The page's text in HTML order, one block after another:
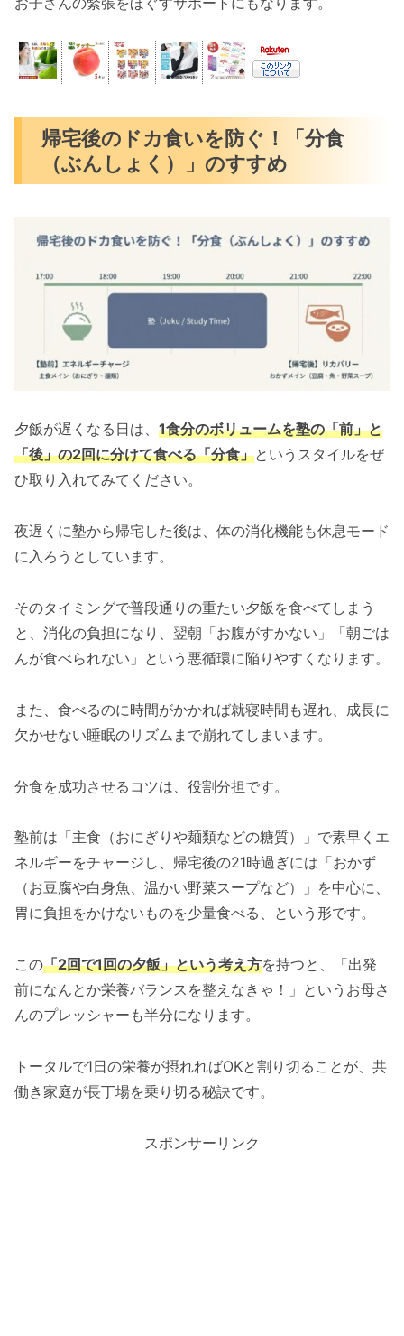
帰宅後のドカ食いを防ぐ！「分食
（ぶんしょく）」のすすめ
夕飯が遅くなる日は、 1食分のボリュームを塾の「前」と
「後」の2回に分けて食べる「分食」というスタイルをぜ
ひ取り入れてみてください。
夜遅くに塾から帰宅した後は、体の消化機能も休息モード
に入ろうとしています。
そのタイミングで普段通りの重たい夕飯を食べてしまう
と、消化の負担になり、翌朝「お腹がすかない」「朝ごは
んが食べられない」という悪循環に陥りやすくなります。
また、食べるのに時間がかかれば就寝時間も遅れ、成長に
欠かせない睡眠のリズムまで崩れてしまいます。
分食を成功させるコツは、役割分担です。
塾前は「主食（おにぎりや麺類などの糖質）」で素早くエ
ネルギーをチャージし、帰宅後の21時過ぎには「おかず
（お豆腐や白身魚、温かい野菜スープなど）」を中心に、
胃に負担をかけないものを少量食べる、という形です。
この「2回で1回の夕飯」という考え方を持つと、「出発
前になんとか栄養バランスを整えなきゃ！」というお母さ
んのプレッシャーも半分になります。
トータルで1日の栄養が摂れればOKと割り切ることが、共
働き家庭が長丁場を乗り切る秘訣です。
スポンサーリンク